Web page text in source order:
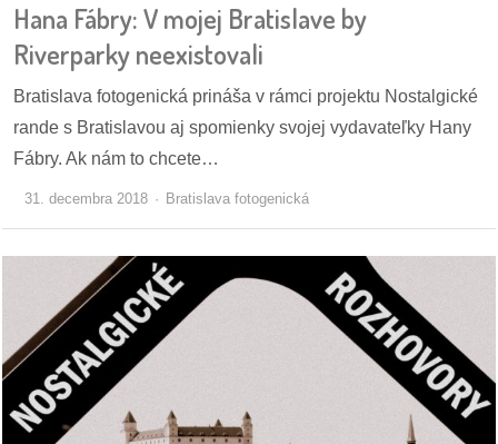
podporte
nás
podporili
nás
reklama
Hana Fábry: V mojej Bratislave by
Riverparky neexistovali
Bratislava fotogenická prináša v rámci projektu Nostalgické
rande s Bratislavou aj spomienky svojej vydavateľky Hany
Fábry. Ak nám to chcete…
31. decembra 2018 Bratislava fotogenická